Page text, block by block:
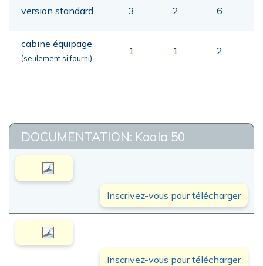
version standard 3 2 6
cabine équipage
(seulement si fourni)
1 1 2
DOCUMENTATION: Koala 50
Inscrivez-vous pour télécharger
Inscrivez-vous pour télécharger